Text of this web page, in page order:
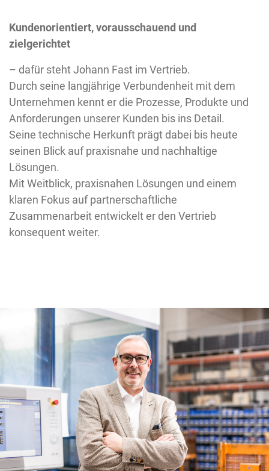
Kundenorientiert, vorausschauend und
zielgerichtet
– dafür steht Johann Fast im Vertrieb.
Durch seine langjährige Verbundenheit mit dem
Unternehmen kennt er die Prozesse, Produkte und
Anforderungen unserer Kunden bis ins Detail.
Seine technische Herkunft prägt dabei bis heute
seinen Blick auf praxisnahe und nachhaltige
Lösungen.
Mit Weitblick, praxisnahen Lösungen und einem
klaren Fokus auf partnerschaftliche
Zusammenarbeit entwickelt er den Vertrieb
konsequent weiter.